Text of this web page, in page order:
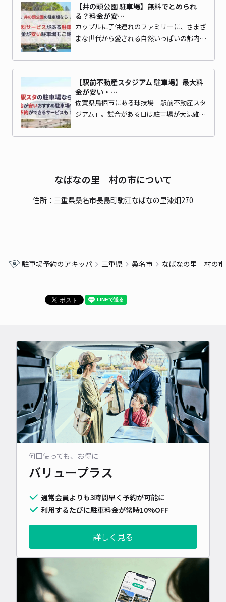
【井の頭公園 駐車場】無料でとめられ
る？料金が安…
カップルに子供連れのファミリーに、さまざ
まな世代から愛される自然いっぱいの都内…
【駅前不動産スタジアム 駐車場】最大料
金が安い・…
佐賀県鳥栖市にある球技場「駅前不動産スタ
ジアム」。試合がある日は駐車場が大混雑…
なばなの里 村の市について
住所：三重県桑名市長島町駒江なばなの里漆畑270
駐車場予約のアキッパ 三重県 桑名市 なばなの里 村の
何回使っても、お得に
バリュープラス
通常会員よりも3時間早く予約が可能に
利用するたびに駐車料金が常時10%OFF
詳しく見る